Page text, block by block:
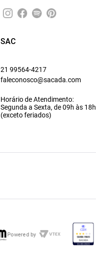
SAC
21 99564-4217
faleconosco@sacada.com
Horário de Atendimento:
Segunda a Sexta, de 09h às 18h
(exceto feriados)
Powered by